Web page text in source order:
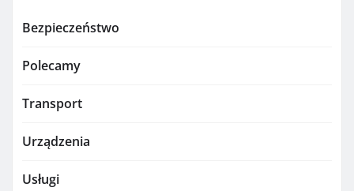
Bezpieczeństwo
Polecamy
Transport
Urządzenia
Usługi